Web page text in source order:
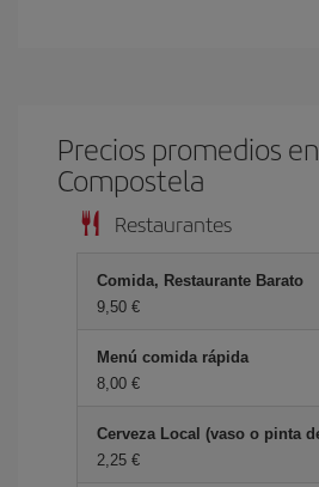
Precios promedios
Compostela
Restaurantes
Comida, Restaurante Barato
9,50
Menú comida rápida
8,00
Cerveza Local (vaso o pinta
2,25